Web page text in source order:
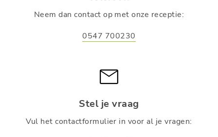
Neem dan contact op met onze receptie:
0547 700230
Stel je vraag
Vul het contactformulier in voor al je vragen: